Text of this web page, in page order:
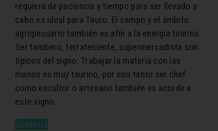
requiera de paciencia y tiempo para ser llevado a
cabo es ideal para Tauro. El campo y el ámbito
agropecuario también es afín a la energía taurina.
Ser tambero, terrateniente, supermercadista son
típicos del signo. Trabajar la materia con las
manos es muy taurino, por eso tanto ser chef
como escultor o artesano también es acorde a
este signo.
GÉMINIS